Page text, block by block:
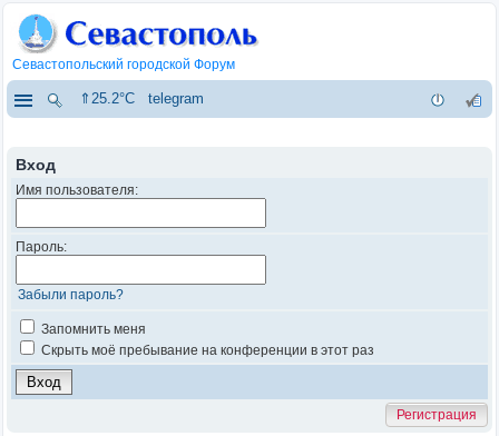
Севастопольский городской Форум
⇑25.2°C telegram
Вход
Имя пользователя:
Пароль:
Забыли пароль?
Запомнить меня
Скрыть моё пребывание на конференции в этот раз
Регистрация